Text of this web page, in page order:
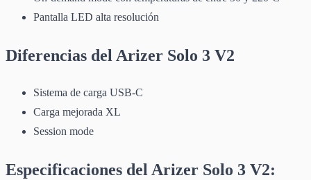
Pantalla LED alta resolución
Diferencias del Arizer Solo 3 V2
Sistema de carga USB-C
Carga mejorada XL
Session mode
Especificaciones del Arizer Solo 3 V2: